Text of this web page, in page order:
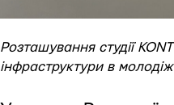
Розташування студії
інфраструктури в